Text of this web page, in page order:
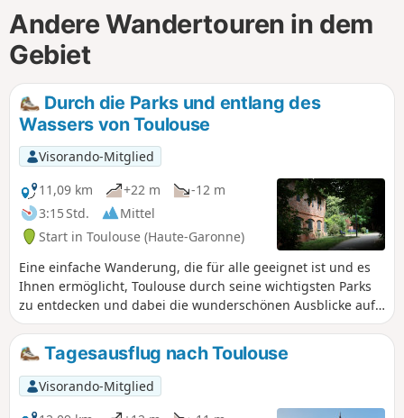
Andere Wandertouren in dem
Gebiet
Durch die Parks und entlang des
Wassers von Toulouse
Visorando-Mitglied
11,09 km
+22 m
-12 m
3:15 Std.
Mittel
Start in Toulouse (Haute-Garonne)
Eine einfache Wanderung, die für alle geeignet ist und es
Ihnen ermöglicht, Toulouse durch seine wichtigsten Parks
zu entdecken und dabei die wunderschönen Ausblicke auf
die Garonne zu genießen.
Tagesausflug nach Toulouse
Visorando-Mitglied